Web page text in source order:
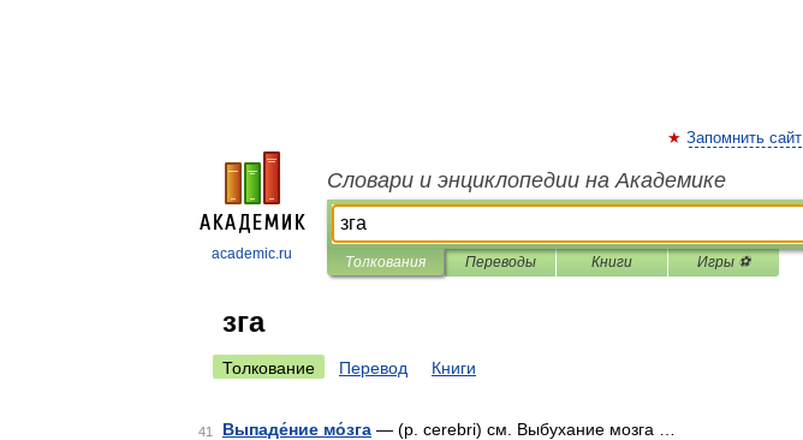
academic.ru
Запомнить сайт
Словари и энциклопедии на Академике
Толкования Переводы Книги Игры ⚽
зга
Толкование Перевод Книги
41 Выпаде́ние мо́зга — (p. cerebri) см. Выбухание мозга …